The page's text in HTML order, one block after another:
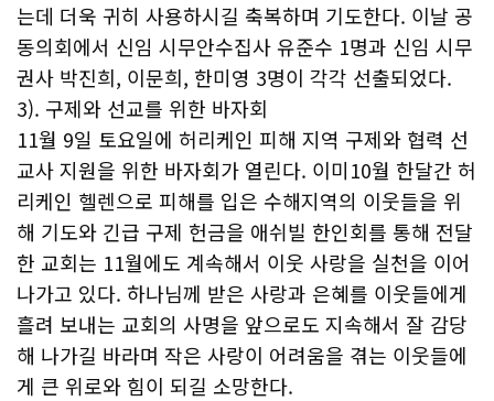
는데 더욱 귀히 사용하시길 축복하며 기도한다. 이날 공
동의회에서 신임 시무안수집사 유준수 1명과 신임 시무
권사 박진희, 이문희, 한미영 3명이 각각 선출되었다.
3). 구제와 선교를 위한 바자회
11월 9일 토요일에 허리케인 피해 지역 구제와 협력 선
교사 지원을 위한 바자회가 열린다. 이미10월 한달간 허
리케인 헬렌으로 피해를 입은 수해지역의 이웃들을 위
해 기도와 긴급 구제 헌금을 애쉬빌 한인회를 통해 전달
한 교회는 11월에도 계속해서 이웃 사랑을 실천을 이어
나가고 있다. 하나님께 받은 사랑과 은혜를 이웃들에게
흘려 보내는 교회의 사명을 앞으로도 지속해서 잘 감당
해 나가길 바라며 작은 사랑이 어려움을 겪는 이웃들에
게 큰 위로와 힘이 되길 소망한다.